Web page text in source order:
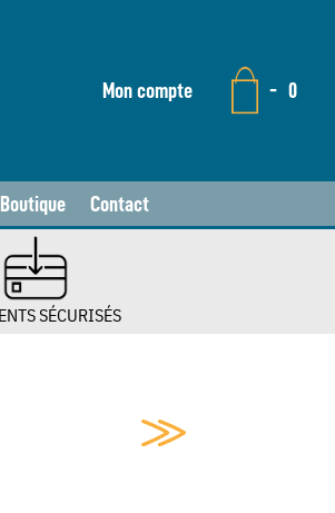
Mon compte - 0
Boutique Contact
SÉCURISÉS